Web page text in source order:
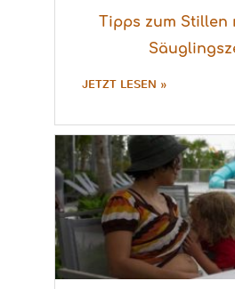
Tipps zum Stillen
JETZT LESEN »